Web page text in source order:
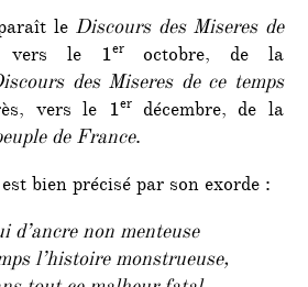
le Discours des Miseres de
le 1eroctobre, de la
des Miseres de ce temps
vers le 1erdécembre, de la
de France.
bien précisé par son exorde :
non menteuse
l’histoire monstrueuse,